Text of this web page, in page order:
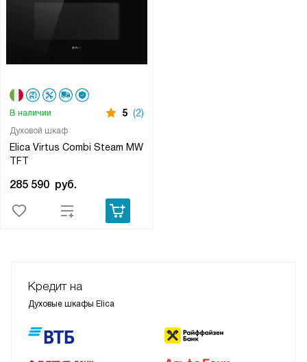
Духовой шкаф
Elica Virtus Combi Steam MW
TFT
В наличии 5 (2)
285 590 руб.
Кредит на
Духовые шкафы Elica